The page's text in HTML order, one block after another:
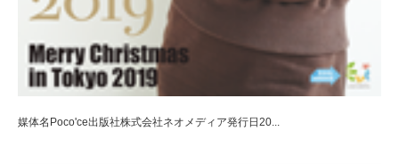
媒体名Poco'ce出版社株式会社ネオメディア発行日20...